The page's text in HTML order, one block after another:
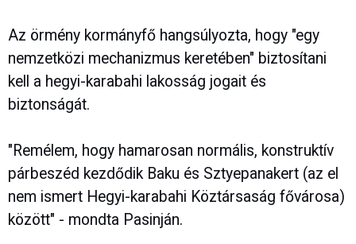
Az örmény kormányfő hangsúlyozta, hogy "egy
nemzetközi mechanizmus keretében" biztosítani
kell a hegyi-karabahi lakosság jogait és
biztonságát.
"Remélem, hogy hamarosan normális, konstruktív
párbeszéd kezdődik Baku és Sztyepanakert (az el
nem ismert Hegyi-karabahi Köztársaság fővárosa)
között" - mondta Pasinján.